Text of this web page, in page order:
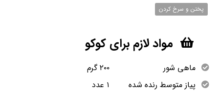
پختن و سرخ کردن
مواد لازم برای کوکو
ماهی شور ۲۰۰ گرم
پیاز متوسط رنده شده ۱ عدد